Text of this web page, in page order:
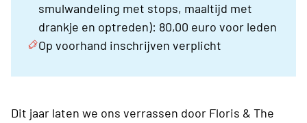
smulwandeling met stops, maaltijd met
drankje en optreden): 80,00 euro voor leden
Op voorhand inschrijven verplicht
Dit jaar laten we ons verrassen door Floris & The